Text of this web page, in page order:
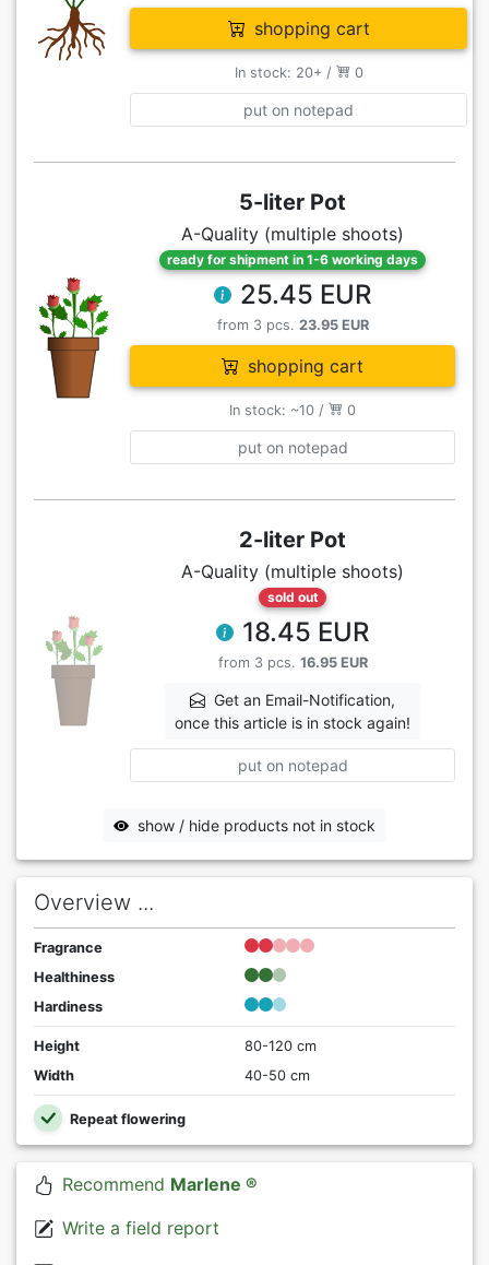
shopping cart
In stock: 20+ / 0
put on notepad
5-liter Pot
A-Quality (multiple shoots)
ready for shipment in 1-6 working days
25.45 EUR
from 3 pcs. 23.95 EUR
shopping cart
In stock: ~10 / 0
put on notepad
2-liter Pot
A-Quality (multiple shoots)
sold out
18.45 EUR
from 3 pcs. 16.95 EUR
Get an Email-Notification,
once this article is in stock again!
put on notepad
show / hide products not in stock
Overview ...
Fragrance
Healthiness
Hardiness
Height
80-120 cm
Width
40-50 cm
Repeat flowering
Recommend Marlene ®
Write a field report